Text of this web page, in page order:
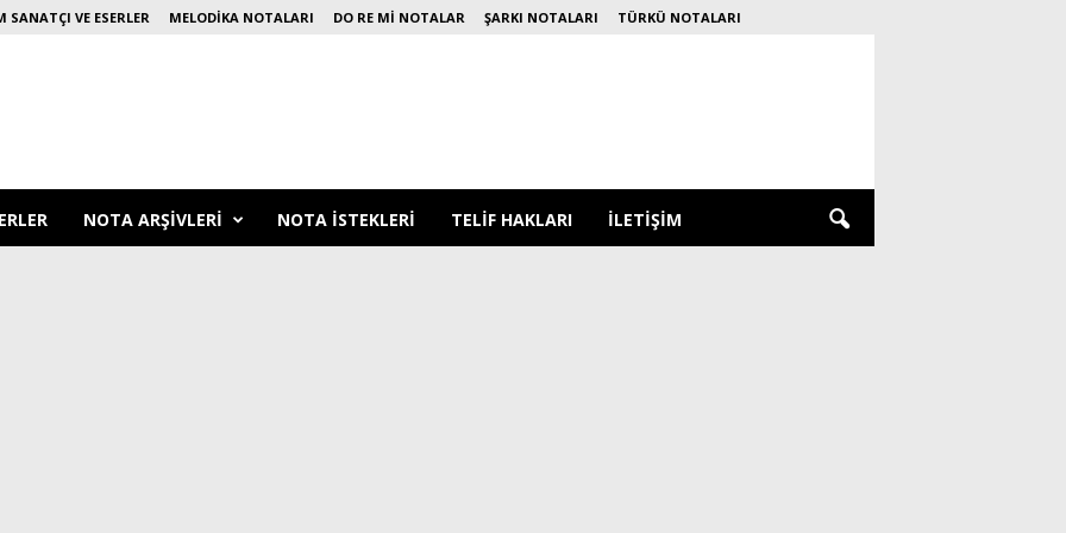
SANATÇI VE ESERLER MELODIKA NOTALARI DO RE MI NOTALAR ŞARKI NOTALARI TÜRKÜ NOTALARI
NOTA ARŞIVLERI NOTA ISTEKLERI TELIF HAKLARI İLETIŞIM